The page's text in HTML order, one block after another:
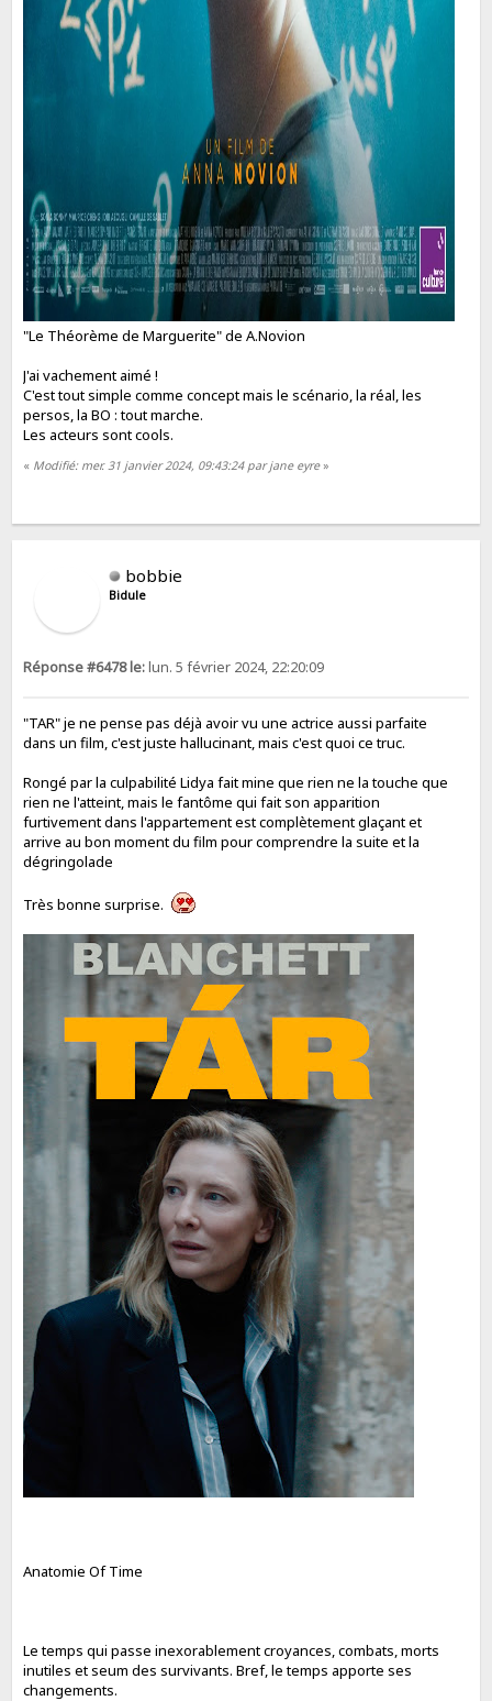
"Le Théorème de Marguerite" de A.Novion
J'ai vachement aimé !
C'est tout simple comme concept mais le scénario, la réal, les
persos, la BO : tout marche.
Les acteurs sont cools.
« Modifié: mer. 31 janvier 2024, 09:43:24 par jane eyre»
bobbie
Bidule
Réponse #6478 le:lun. 5 février 2024, 22:20:09
"TAR" je ne pense pas déjà avoir vu une actrice aussi parfaite
dans un film, c'est juste hallucinant, mais c'est quoi ce truc.
Rongé par la culpabilité Lidya fait mine que rien ne la touche que
rien ne l'atteint, mais le fantôme qui fait son apparition
furtivement dans l'appartement est complètement glaçant et
arrive au bon moment du film pour comprendre la suite et la
dégringolade
Très bonne surprise.
Anatomie Of Time
Le temps qui passe inexorablement croyances, combats, morts
inutiles et seum des survivants. Bref, le temps apporte ses
changements.